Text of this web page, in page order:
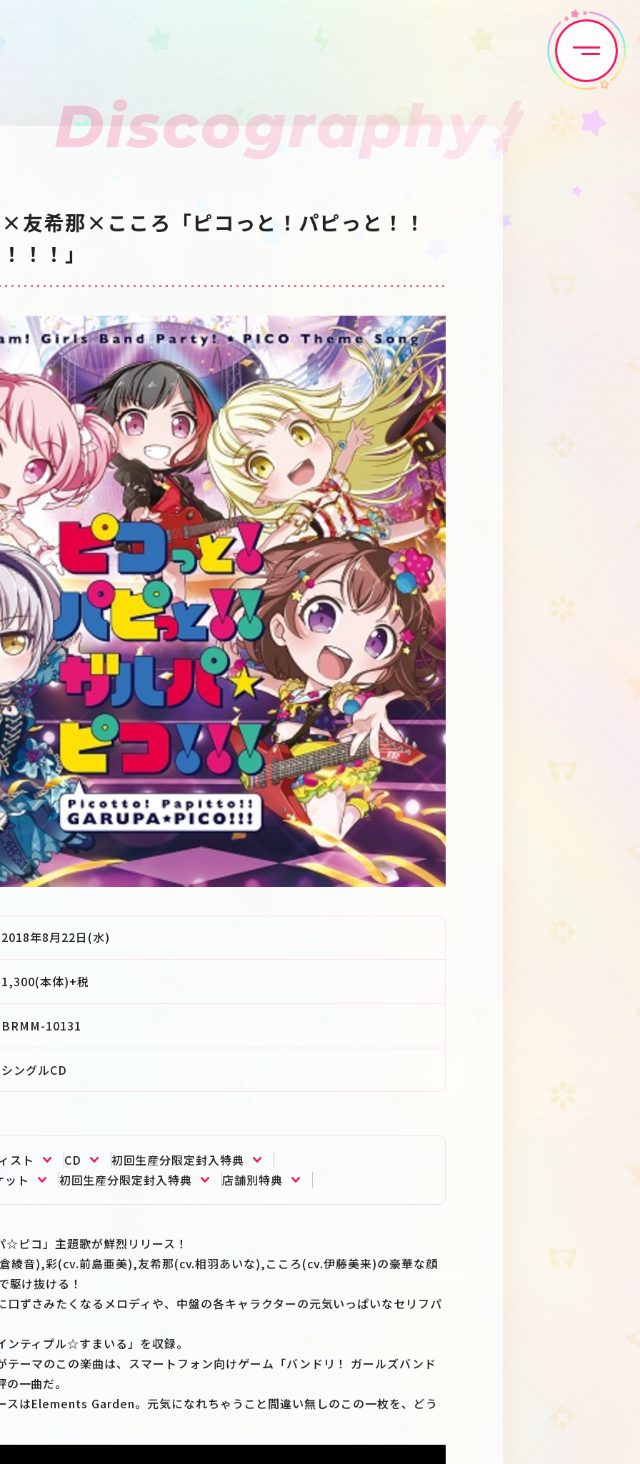
Home News
Live•Event
Artist Anime
Schedule
Goods
Discography
希那×こころ「ピコっと！パピっと！！
！！」
2018年8月22日(水)
1,300(本体)+税
BRMM-10131
シングルCD
スト CD
初回生産分限定封入特典
ット
初回生産分限定封入特典 店舗別特典
ピコ」主題歌が鮮烈リリース！
綾音),彩(cv.前島亜美),友希那(cv.相羽あいな),こころ(cv.伊藤美来)の豪華な顔
駆け抜ける！
口ずさみたくなるメロディや、中盤の各キャラクターの元気いっぱいなセリフパ
ンティプル☆すまいる」を収録。
テーマのこの楽曲は、スマートフォン向けゲーム「バンドリ！ ガールズバンド
一曲だ。
スはElements Garden。元気になれちゃうこと間違い無しのこの一枚を、どう